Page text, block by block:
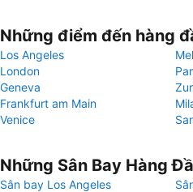
Những điểm đến hàng
Los Angeles
London
Geneva
Frankfurt am Main
Venice
Những Sân Bay Hàng
Sân bay Los Angeles